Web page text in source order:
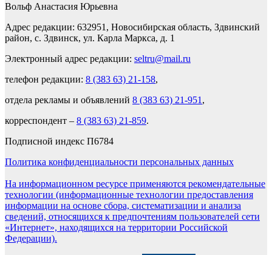
Вольф Анастасия Юрьевна
Адрес редакции: 632951, Новосибирская область, Здвинский
район, с. Здвинск, ул. Карла Маркса, д. 1
Электронный адрес редакции: seltru@mail.ru
телефон редакции: 8 (383 63) 21-158,
отдела рекламы и объявлений 8 (383 63) 21-951 ,
корреспондент – 8 (383 63) 21-859.
Подписной индекс П6784
Политика конфиденциальности персональных данных
На информационном ресурсе применяются рекомендательные
технологии (информационные технологии предоставления
информации на основе сбора, систематизации и анализа
сведений, относящихся к предпочтениям пользователей сети
«Интернет», находящихся на территории Российской
Федерации).